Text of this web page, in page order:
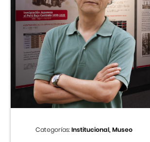
Categorías:Institucional, Museo